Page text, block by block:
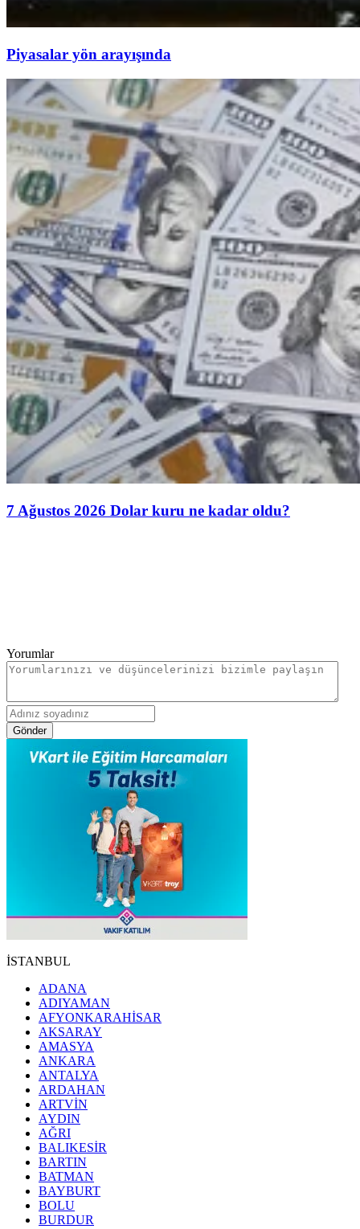
Piyasalar yön arayışında
7 Ağustos 2026 Dolar kuru ne kadar oldu?
Yorumlar
Gönder
İSTANBUL
ADANA
ADIYAMAN
AFYONKARAHİSAR
AKSARAY
AMASYA
ANKARA
ANTALYA
ARDAHAN
ARTVİN
AYDIN
AĞRI
BALIKESİR
BARTIN
BATMAN
BAYBURT
BOLU
BURDUR